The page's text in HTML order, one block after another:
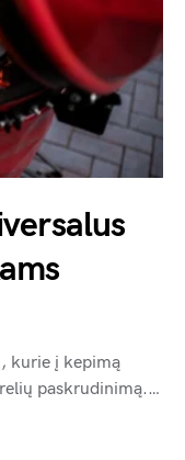
kurie į kepimą
paskrudinimą.…